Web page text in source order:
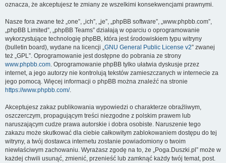
oznacza, że akceptujesz te zmiany ze wszelkimi konsekwencjami prawnymi.
Nasze fora zwane też „one”, „ich”, „je”, „phpBB software”, „www.phpbb.com”,
„phpBB Limited”, „phpBB Teams” działają w oparciu o oprogramowanie
wykorzystujące technologię phpBB, która jest środowiskiem typu witryny
(bulletin board), wydane na licencji „GNU General Public License v2” zwanej
też „GPL”. Oprogramowanie jest dostępne do pobrania ze strony
www.phpbb.com. Oprogramowanie phpBB tylko ułatwia dyskusje przez
internet, a jego autorzy nie kontrolują tekstów zamieszczanych w internecie za
jego pomocą. Więcej informacji o phpBB można znaleźć na stronie
https://www.phpbb.com/.
Akceptujesz zakaz publikowania wypowiedzi o charakterze obraźliwym,
oszczerczym, propagującym treści niezgodne z polskim prawem lub
naruszającym cudze prawa autorskie i dobra osobiste. Naruszenie tego
zakazu może skutkować dla ciebie całkowitym zablokowaniem dostępu do tej
witryny, a twój dostawca internetu zostanie powiadomiony o twoim
niewłaściwym zachowaniu. Wyrażasz zgodę na to, że „Poga.Duszki.pl” może w
każdej chwili usunąć, zmienić, przenieść lub zamknąć każdy twój temat, post.